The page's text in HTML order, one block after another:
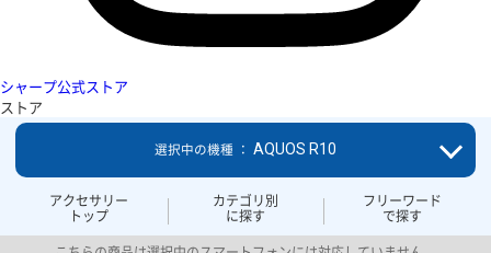
シャープ公式ストア
ストア
アクセサリー
トップ
カテゴリ別
に探す
フリーワード
で探す
選択中の機種 ： AQUOS R10